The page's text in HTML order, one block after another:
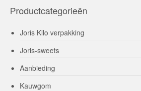
Productcategorieën
Joris Kilo verpakking
Joris-sweets
Aanbieding
Kauwgom